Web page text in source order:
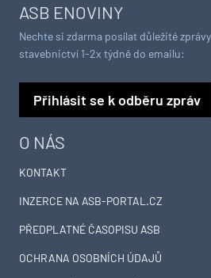
O NÁS
KONTAKT
INZERCE NA ASB-PORTAL.CZ
PŘEDPLATNÉ ČASOPISU ASB
OCHRANA OSOBNÍCH ÚDAJŮ
ASB ENOVINY
Nechte si zdarma posílat důležité
stavebnictví 1-2x týdně do emailu:
Přihlásit se k odběru zpráv